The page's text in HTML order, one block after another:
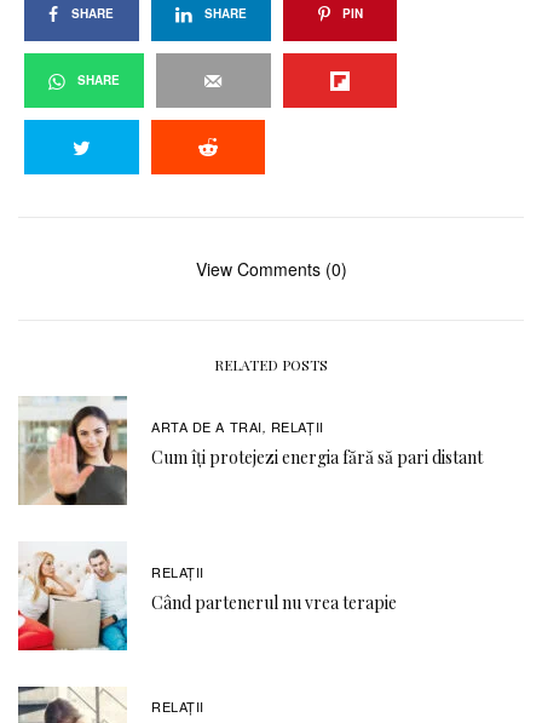
SHARE SHARE PIN
SHARE
View Comments (0)
RELATED POSTS
ARTA DE A TRAI, RELAŢII
Cum îți protejezi energia fără să pari distant
RELAŢII
Când partenerul nu vrea terapie
RELAŢII